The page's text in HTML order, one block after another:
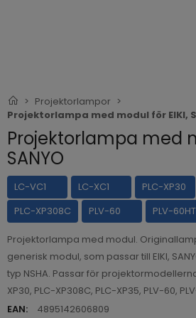
Projektorlampor
Projektorlampa med modul för EIKI,
Projektorlampa med
SANYO
LC-VC1 LC-XC1 PLC-XP30
PLC-XP308C
PLV-60 PLV-60HT
Projektorlampa med modul.
generisk modul, som passar till EIKI,
typ NSHA. Passar för projektormodellerna:
XP30, PLC-XP308C, PLC-XP35, PLV-60,
EAN:
4895142606809